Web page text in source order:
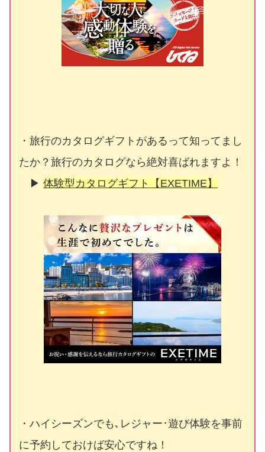
・旅行のカタログギフトがあるって知ってまし
たか？旅行のカタログなら絶対喜ばれますよ！
▶体験型カタログギフト【EXETIME】
・ハイシーズンでも､レジャー･遊び体験を事前
に予約しておけば安心ですね！